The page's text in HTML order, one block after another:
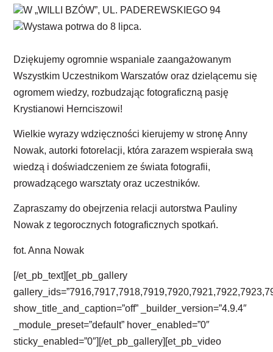
W „WILLI BZÓW”, UL. PADEREWSKIEGO 94
Wystawa potrwa do 8 lipca.
Dziękujemy ogromnie wspaniale zaangażowanym
Wszystkim Uczestnikom Warszatów oraz dzielącemu się
ogromem wiedzy, rozbudzając fotograficzną pasję
Krystianowi Hernciszowi!
Wielkie wyrazy wdzięczności kierujemy w stronę Anny
Nowak, autorki fotorelacji, która zarazem wspierała swą
wiedzą i doświadczeniem ze świata fotografii,
prowadzącego warsztaty oraz uczestników.
Zapraszamy do obejrzenia relacji autorstwa Pauliny
Nowak z tegorocznych fotograficznych spotkań.
fot. Anna Nowak
[/et_pb_text][et_pb_gallery
show_title_and_caption=”off” _builder_version=”4.9.4″
_module_preset=”default” hover_enabled=”0″
sticky_enabled=”0″][/et_pb_gallery][et_pb_video